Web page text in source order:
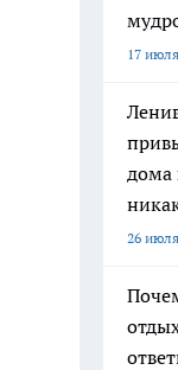
17 июля
дома
26 июля